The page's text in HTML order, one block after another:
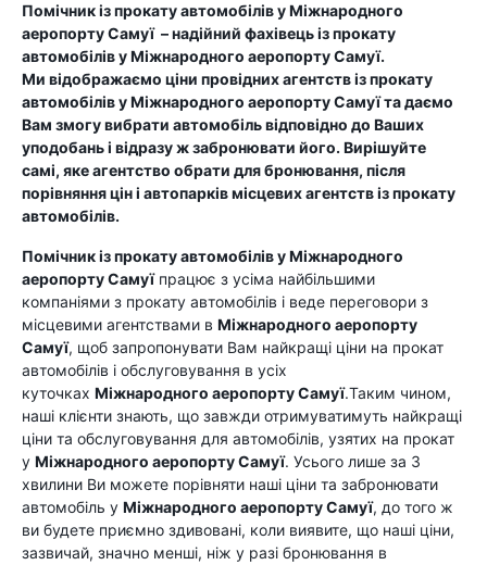
Помічник із прокату автомобілів уМіжнародного
аеропорту Самуї– надійний фахівець із прокату
автомобілів уМіжнародного аеропорту Самуї.
Ми відображаємо ціни провідних агентств із прокату
автомобілів уМіжнародного аеропорту Самуїта даємо
Вам змогу вибрати автомобіль відповідно до Ваших
уподобань і відразу ж забронювати його. Вирішуйте
самі, яке агентство обрати для бронювання, після
порівняння цін і автопарків місцевих агентств із прокату
автомобілів.
Помічник із прокату автомобілів уМіжнародного
аеропорту Самуїпрацює з усіма найбільшими
компаніями з прокату автомобілів і веде переговори з
місцевими агентствами в Міжнародного аеропорту
Самуї, щоб запропонувати Вам найкращі ціни на прокат
автомобілів і обслуговування в усіх
куточках Міжнародного аеропорту Самуї.Таким чином,
наші клієнти знають, що завжди отримуватимуть найкращі
ціни та обслуговування для автомобілів, узятих на прокат
у Міжнародного аеропорту Самуї. Усього лише за 3
хвилини Ви можете порівняти наші ціни та забронювати
автомобіль у Міжнародного аеропорту Самуї, до того ж
ви будете приємно здивовані, коли виявите, що наші ціни,
зазвичай, значно менші, ніж у разі бронювання в